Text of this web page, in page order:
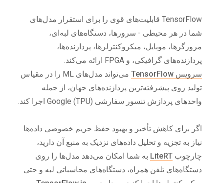
TensorFlow قابلیت‌های قوی را برای استقرار مدل‌های
شما در هر محیطی - سرورها، دستگاه‌های لبه‌ای،
مرورگرها، موبایل، میکروکنترلرها، پردازنده‌ها،
پردازنده‌های گرافیکی، و FPGA ارائه می‌کند.
سرویس TensorFlow
می‌تواند مدل‌های ML را در مقیاس
تولید روی پیشرفته‌ترین پردازنده‌های جهان، از جمله
واحدهای پردازش تنسور سفارشی Google (TPU) اجرا کند.
اگر برای کاهش تأخیر و بهبود حفظ حریم خصوصی داده‌ها
نیاز به تجزیه و تحلیل داده‌های نزدیک به منبع آن دارید،
چارچوب LiteRT به شما امکان می‌دهد مدل‌ها را روی
دستگاه‌های تلفن همراه، دستگاه‌های محاسباتی لبه و حتی